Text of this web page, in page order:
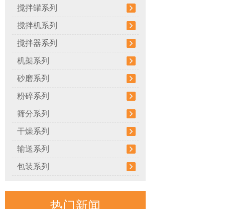
搅拌罐系列
搅拌机系列
搅拌器系列
机架系列
砂磨系列
粉碎系列
筛分系列
干燥系列
输送系列
包装系列
热门新闻